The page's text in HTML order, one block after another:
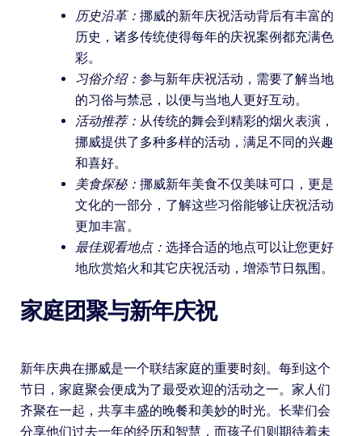
历史沿革： 挪威的新年庆祝活动背后有丰富的
历史，诸多传统使得每年的庆祝案例都充满色
彩。
习俗介绍： 参与新年庆祝活动，需要了解当地
的习俗与禁忌，以便与当地人更好互动。
活动推荐： 从传统的舞会到精彩的烟火表演，
挪威提供了多种多样的活动，满足不同的兴趣
和喜好。
美食探秘： 挪威新年美食不仅美味可口，更是
文化的一部分，了解这些习俗能够让庆祝活动
更加丰富。
最佳观看地点： 选择合适的地点可以让您更好
地欣赏焰火和其它庆祝活动，增添节日氛围。
家庭团聚与新年庆祝
新年庆典在挪威是一个联结家庭的重要时刻。每到这个
节日，家庭聚会便成为了最受欢迎的活动之一。家人们
齐聚在一起，共享丰盛的晚餐和美妙的时光。长辈们会
分享他们过去一年的经历和智慧，而孩子们则期待着未